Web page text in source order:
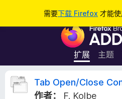
需要下载 Firefox 才能使
F
r
e
扩展 主题
T
Tab Open/Close
作者：
F. Kolbe